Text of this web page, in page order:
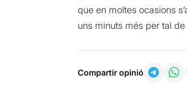
que en moltes ocasions
uns minuts més per tal
Compartir opinió